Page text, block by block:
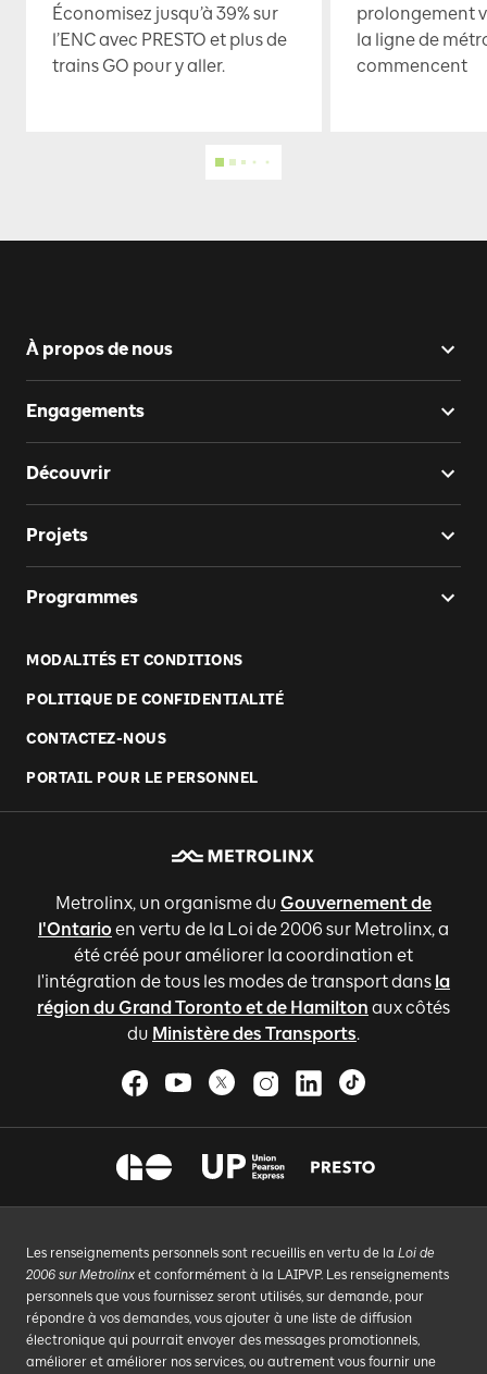
Économisez jusqu’à 39% sur
l’ENC avec PRESTO et plus de
trains GO pour y aller.
prolongement
la ligne de
commencent
À propos de nous
Engagements
Découvrir
Projets
Programmes
MODALITÉS ET CONDITIONS
POLITIQUE DE CONFIDENTIALITÉ
CONTACTEZ-NOUS
PORTAIL POUR LE PERSONNEL
Metrolinx, un organisme du Gouvernement de
l'Ontario en vertu de la Loi de 2006 sur Metrolinx, a
été créé pour améliorer la coordination et
l'intégration de tous les modes de transport dans la
région du Grand Toronto et de Hamilton aux côtés
du Ministère des Transports.
Les renseignements personnels sont recueillis en vertu de la Loi de
2006 sur Metrolinx et conformément à la LAIPVP. Les renseignements
personnels que vous fournissez seront utilisés, sur demande, pour
répondre à vos demandes, vous ajouter à une liste de diffusion
électronique qui pourrait envoyer des messages promotionnels,
améliorer et améliorer nos services, ou autrement vous fournir une